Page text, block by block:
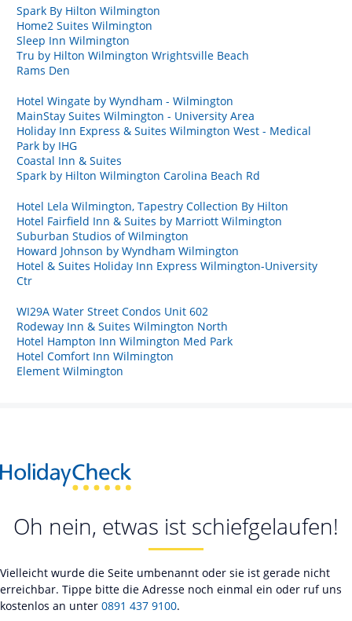
Spark By Hilton Wilmington
Home2 Suites Wilmington
Sleep Inn Wilmington
Tru by Hilton Wilmington Wrightsville Beach
Rams Den
Hotel Wingate by Wyndham - Wilmington
MainStay Suites Wilmington - University Area
Holiday Inn Express & Suites Wilmington West - Medical
Park by IHG
Coastal Inn & Suites
Spark by Hilton Wilmington Carolina Beach Rd
Hotel Lela Wilmington, Tapestry Collection By Hilton
Hotel Fairfield Inn & Suites by Marriott Wilmington
Suburban Studios of Wilmington
Howard Johnson by Wyndham Wilmington
Hotel & Suites Holiday Inn Express Wilmington-University
Ctr
WI29A Water Street Condos Unit 602
Rodeway Inn & Suites Wilmington North
Hotel Hampton Inn Wilmington Med Park
Hotel Comfort Inn Wilmington
Element Wilmington
Oh nein, etwas ist schiefgelaufen!
Vielleicht wurde die Seite umbenannt oder sie ist gerade nicht
erreichbar. Tippe bitte die Adresse noch einmal ein oder ruf uns
kostenlos an unter 0891 437 9100.